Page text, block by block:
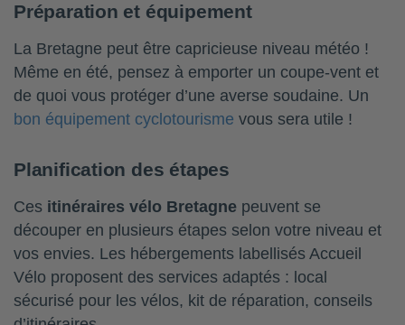
Préparation et équipement
La Bretagne peut être capricieuse niveau météo !
Même en été, pensez à emporter un coupe-vent et
de quoi vous protéger d’une averse soudaine. Un
bon équipement cyclotourisme vous sera utile !
Planification des étapes
Ces itinéraires vélo Bretagne peuvent se
découper en plusieurs étapes selon votre niveau et
vos envies. Les hébergements labellisés Accueil
Vélo proposent des services adaptés : local
sécurisé pour les vélos, kit de réparation, conseils